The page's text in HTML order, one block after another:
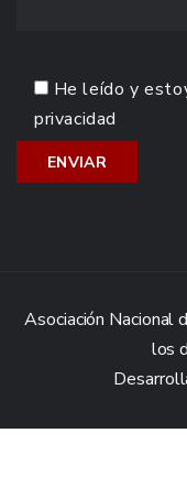
He leído y
privacidad
Asociación
los